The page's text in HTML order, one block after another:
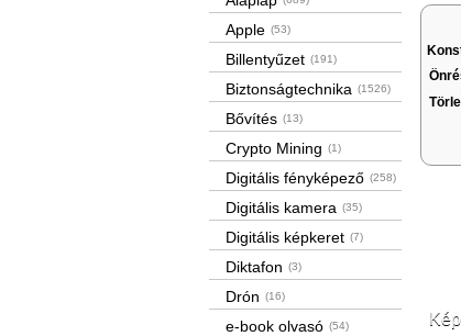
Apple (53)
Billentyűzet (191)
Biztonságtechnika (1526)
Bővítés (13)
Crypto Mining (1)
Digitális fényképező (258)
Digitális kamera (35)
Digitális képkeret (7)
Diktafon (3)
Drón (16)
e-book olvasó (54)